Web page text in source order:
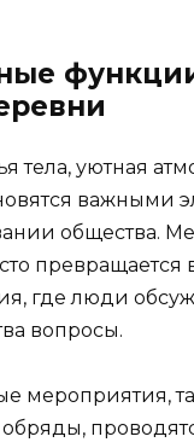
тела, уютная
важными
общества.
превращается
где люди
вопросы.
мероприятия,